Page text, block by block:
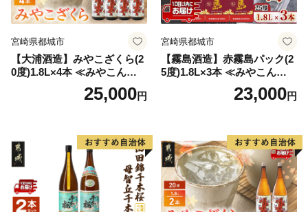
宮崎県都城市
【大浦酒造】みやこざくら(2
0度)1.8L×4本 ≪みやこんじょ
特急便≫_AD-077125,000円
宮崎県都城市
【霧島酒造】赤霧島パック(2
5度)1.8L×3本 ≪みやこんじょ
特急便≫_23-07-K03P-1800-3
23,000円